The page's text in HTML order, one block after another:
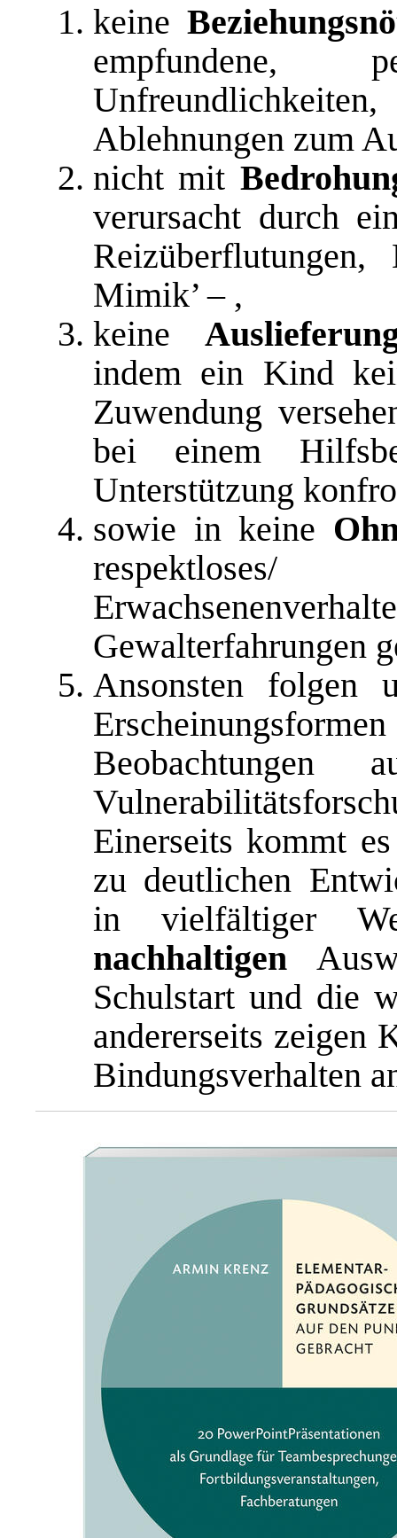
keine
empfundene,
Ablehnungen zum
nicht mit
verursacht durch
Mimik’ – ,
keine
indem ein Kind
Zuwendung
bei einem
Unterstützung
sowie in keine
Gewalterfahrungen
Ansonsten folgen
Einerseits kommt
zu deutlichen
in vielfältiger
nachhaltigen
Schulstart und die
andererseits zeigen
Bindungsverhalten